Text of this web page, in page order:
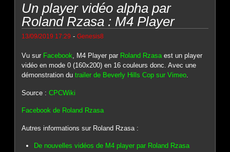
Un player vidéo alpha par
Roland Rzasa : M4 Player
13/09/2019 17:29 -Genesis8
Vu sur Facebook, M4 Player par Roland Rzasaest un player
vidéo en mode 0 (160x200) en 16 couleurs donc. Avec une
démonstration dutrailer de Beverly Hills Cop sur Vimeo.
Source :CPCWiki
Facebook de Roland Rzasa
Autres informations sur Roland Rzasa :
De nouvelles vidéos de M4 player par Roland Rzasa